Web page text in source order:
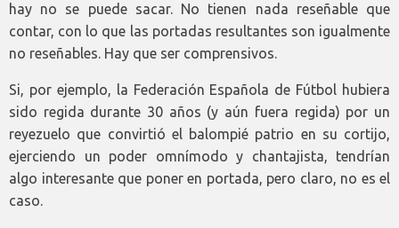
hay no se puede sacar. No tienen nada reseñable que
contar, con lo que las portadas resultantes son igualmente
no reseñables. Hay que ser comprensivos.
Si, por ejemplo, la Federación Española de Fútbol hubiera
sido regida durante 30 años (y aún fuera regida) por un
reyezuelo que convirtió el balompié patrio en su cortijo,
ejerciendo un poder omnímodo y chantajista, tendrían
algo interesante que poner en portada, pero claro, no es el
caso.